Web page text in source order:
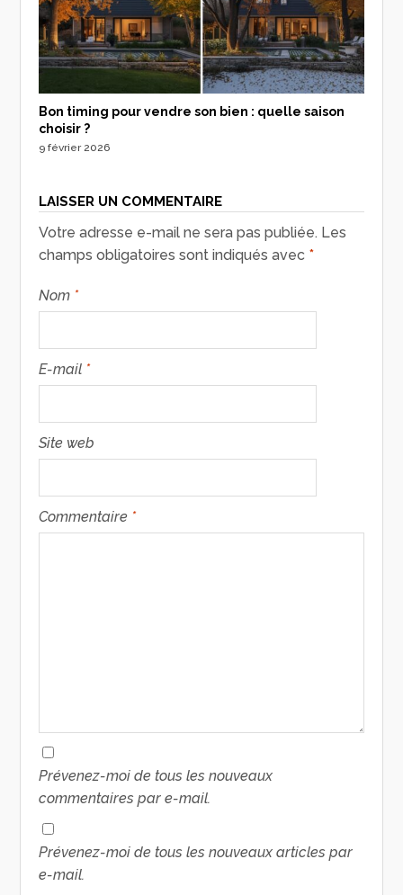
Bon timing pour vendre son bien : quelle saison
choisir ?
9 février 2026
LAISSER UN COMMENTAIRE
Votre adresse e-mail ne sera pas publiée. Les
champs obligatoires sont indiqués avec *
Nom *
E-mail *
Site web
Commentaire *
Prévenez-moi de tous les nouveaux
commentaires par e-mail.
Prévenez-moi de tous les nouveaux articles par
e-mail.